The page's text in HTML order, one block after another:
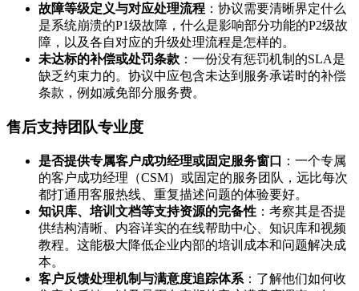
故障等级定义与对应处理流程 ：协议需要清晰界定什么
是系统崩溃的P1级故障，什么是影响部分功能的P2级故
障，以及各自对应的升级处理流程是怎样的。
未达标的补偿或处罚条款 ：一份没有惩罚机制的SLA是
缺乏约束力的。协议中应包含未达到服务承诺时的补偿
条款，例如减免部分服务费。
售后支持团队专业度
是否提供专属客户成功经理或固定服务窗口
：一个专属
的客户成功经理（CSM）或固定的服务团队，远比每次
都打通用客服热线、重复描述问题的体验要好。
知识库、培训文档等支持资源的完备性 ：考察其是否提
供结构清晰、内容详实的在线帮助中心、知识库和视频
教程。这能极大降低企业内部的培训成本和问题解决成
本。
客户反馈处理机制与满意度追踪体系 ：了解他们如何收